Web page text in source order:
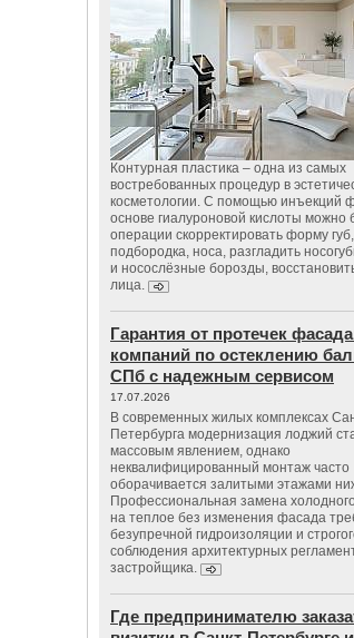
Контурная пластика – одна из самых
востребованных процедур в
косметологии. С помощью инъекций
основе гиалуроновой кислоты можно
операции скорректировать форму губ,
подбородка, носа, разгладить
и носослёзные борозды,
лица.
Гарантия от протечек
компаний по остеклению
СПб с надежным сервисом
17.07.2026
В современных жилых комплексах
Петербурга модернизация лоджий
массовым явлением, однако
неквалифицированный монтаж часто
оборачивается залитыми этажами
Профессиональная замена
на теплое без изменения фасада
безупречной гидроизоляции и
соблюдения архитектурных
застройщика.
Где предпринимателю